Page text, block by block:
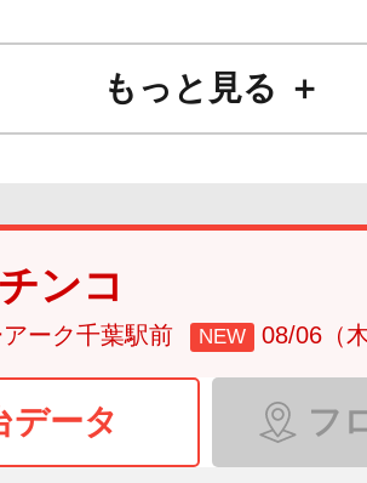
もっと見る ＋
ンコ
アーク千葉駅前 NEW 08/06（
データ フ